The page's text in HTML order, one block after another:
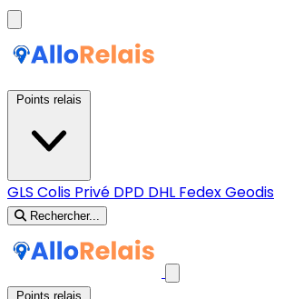
GLS Colis Privé DPD DHL FedexGeodis
Rechercher...